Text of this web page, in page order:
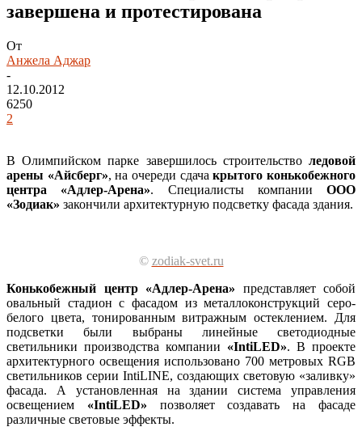
завершена и протестирована
От
Анжела Аджар
-
12.10.2012
6250
2
В Олимпийском парке завершилось строительство ледовой
арены «Айсберг», на очереди сдача крытого конькобежного
центра «Адлер-Арена». Специалисты компании ООО
«Зодиак» закончили архитектурную подсветку фасада здания.
© zodiak-svet.ru
Конькобежный центр «Адлер-Арена» представляет собой
овальный стадион с фасадом из металлоконструкций серо-
белого цвета, тонированным витражным остеклением. Для
подсветки были выбраны линейные светодиодные
светильники производства компании «IntiLED». В проекте
архитектурного освещения использовано 700 метровых RGB
светильников серии IntiLINE, создающих световую «заливку»
фасада. А установленная на здании система управления
освещением «IntiLED» позволяет создавать на фасаде
различные световые эффекты.